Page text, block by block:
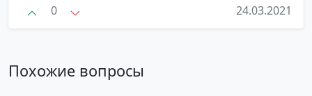
0 24.03.2021
Похожие вопросы